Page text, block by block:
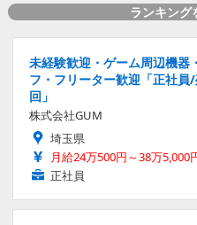
ランキング
未経験歓迎・ゲーム周辺機器
フ・フリーター歓迎「正社
回」
株式会社GUM
埼玉県
月給24万500円～38万5,000
正社員